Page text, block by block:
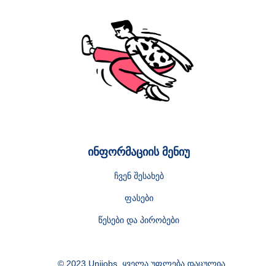
ინფორმაციის მენიუ
ჩვენ შესახებ
ფასები
წესები და პირობები
© 2023 Unijobs. ყველა უფლება დაცულია.